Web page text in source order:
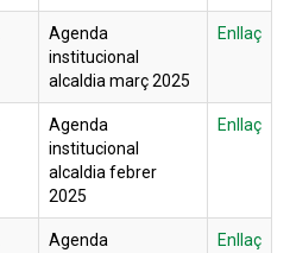
Agenda
institucional
alcaldia març 2025
Enllaç
Agenda
institucional
alcaldia febrer
2025
Enllaç
Agenda
Enllaç